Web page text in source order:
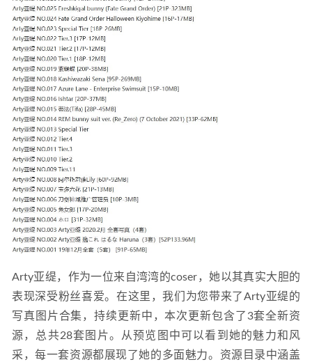
Arty亚缇，作为一位来自湾湾的coser，她以其真实大胆的
表现深受粉丝喜爱。在这里，我们为您带来了Arty亚缇的
写真图片合集，持续更新中，本次更新包含了3套全新资
源，总共28套图片。从预览图中可以看到她的魅力和风
采，每一套资源都展现了她的多面魅力。资源目录中涵盖